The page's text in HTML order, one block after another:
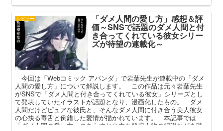
ます。
レビュー 「ダメ人間の愛し方」感想＆評
価～SNSで話題のダメ人間と付
き合ってくれている彼女シリー
ズが待望の連載化～
今回は「Webコミック アパンダ」で岩葉先生が連載中の「ダメ
人間の愛し方」について解説します。 この作品は元々岩葉先生
がSNSで「ダメ人間と付き合ってくれている彼女」シリーズとし
て発表していたイラストが話題となり、漫画化したもの。 ダメ
人間だけどピュアな彼氏と、そんなダメ人間に付き合う美人彼女
の心抉る毒舌と倒錯した愛情が描かれています。 本記事では
「ダメ人間の愛し方」のあらすじや主な登場人物の解説などを踏